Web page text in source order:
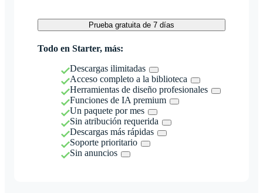
Prueba gratuita de 7 días
Todo en Starter, más:
Descargas ilimitadas
Acceso completo a la biblioteca
Herramientas de diseño profesionales
Funciones de IA premium
Un paquete por mes
Sin atribución requerida
Descargas más rápidas
Soporte prioritario
Sin anuncios